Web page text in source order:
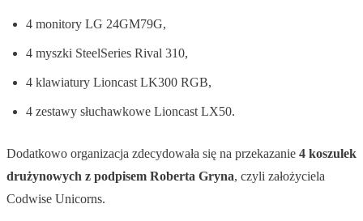
4 monitory LG 24GM79G,
4 myszki SteelSeries Rival 310,
4 klawiatury Lioncast LK300 RGB,
4 zestawy słuchawkowe Lioncast LX50.
Dodatkowo organizacja zdecydowała się na przekazanie 4 koszulek
drużynowych z podpisem Roberta Gryna, czyli założyciela
Codwise Unicorns.